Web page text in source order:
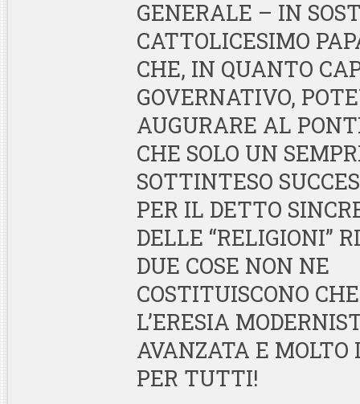
GENERALE – IN
CATTOLICESIMO
CHE, IN QUANTO
GOVERNATIVO,
AUGURARE AL
CHE SOLO UN
SOTTINTESO
PER IL DETTO
DELLE “RELIGIONI”
DUE COSE NON NE
COSTITUISCONO
L’ERESIA
AVANZATA E
PER TUTTI!